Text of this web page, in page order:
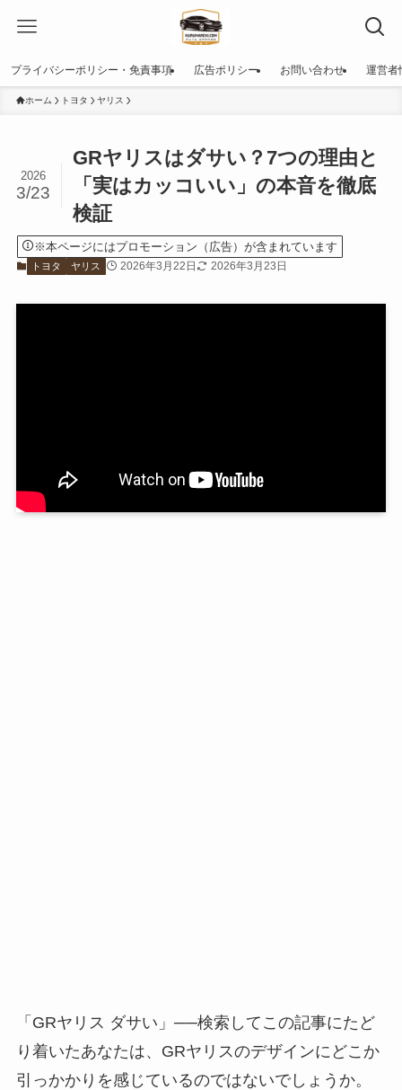
プライバシーポリシー・免責事項 広告ポリシー お問い合わせ 運営者
ホーム トヨタ ヤリス
GRヤリスはダサい？7つの理由と
「実はカッコいい」の本音を徹底
検証
2026
3/23
※本ページにはプロモーション（広告）が含まれています
トヨタ ヤリス 2026年3月22日 2026年3月23日
「GRヤリス ダサい」──検索してこの記事にたど
り着いたあなたは、GRヤリスのデザインにどこか
引っかかりを感じているのではないでしょうか。